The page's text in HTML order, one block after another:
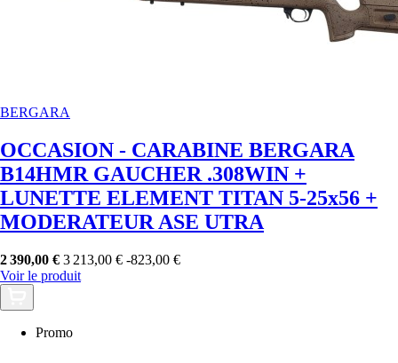
BERGARA
OCCASION - CARABINE BERGARA
B14HMR GAUCHER .308WIN +
LUNETTE ELEMENT TITAN 5-25x56 +
MODERATEUR ASE UTRA
2 390,00 € 3 213,00 € -823,00 €
Voir le produit
Promo